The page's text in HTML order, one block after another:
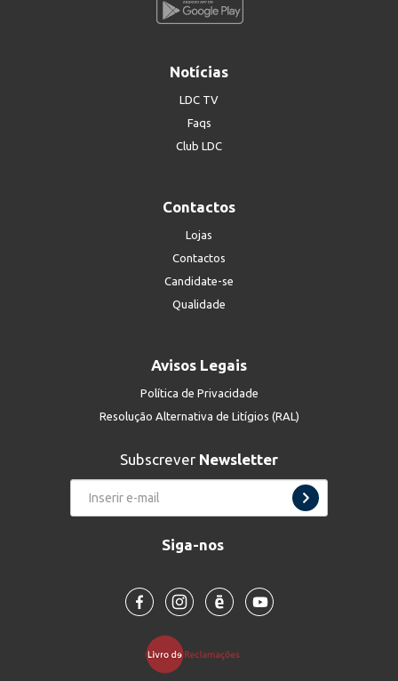
Notícias
LDC TV
Faqs
Club LDC
Contactos
Lojas
Contactos
Candidate-se
Qualidade
Avisos Legais
Política de Privacidade
Resolução Alternativa de Litígios (RAL)
Subscrever Newsletter
Siga-nos